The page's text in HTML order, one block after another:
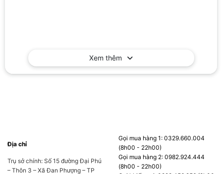
Xem thêm
Địa chỉ
Trụ sở chính: Số 15 đường Đại Phú
– Thôn 3 – Xã Đan Phượng – TP
Gọi mua hàng 1: 0329.660.004
(8h00 - 22h00)
Gọi mua hàng 2: 0982.924.444
(8h00 - 22h00)